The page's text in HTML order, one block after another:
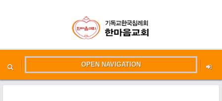
메뉴 건너뛰기
OPEN NAVIGATION
본문시작